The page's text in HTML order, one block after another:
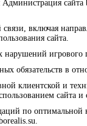
сайта
включая
сайта.
игрового
обязательств в
клиентской и
сайта и
по оптимальной